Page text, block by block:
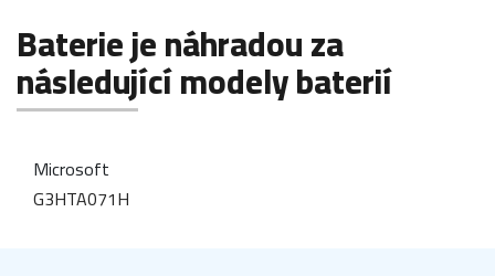
Baterie je náhradou za
následující modely baterií
Microsoft
G3HTA071H